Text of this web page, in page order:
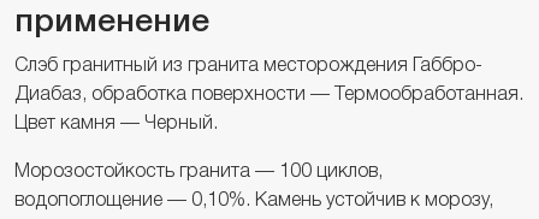
применение
Слэб гранитный из гранита месторождения Габбро-
Диабаз, обработка поверхности — Термообработанная.
Цвет камня — Черный.
Морозостойкость гранита — 100 циклов,
водопоглощение — 0,10%. Камень устойчив к морозу,